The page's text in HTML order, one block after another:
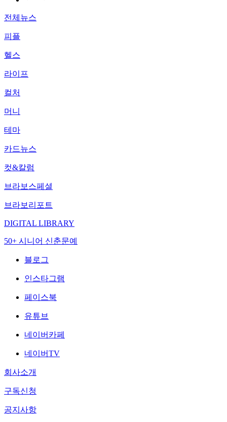
전체뉴스
피플
헬스
라이프
컬처
머니
테마
카드뉴스
컷&칼럼
브라보스페셜
브라보리포트
DIGITAL LIBRARY
50+ 시니어 신춘문예
블로그
인스타그램
페이스북
유튜브
네이버카페
네이버TV
회사소개
구독신청
공지사항